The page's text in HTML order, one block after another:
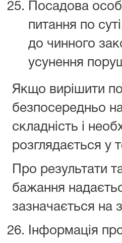
Посадова
питання по
до чинного
усунення
Якщо вирішити
безпосередньо
складність і
розглядається у
Про результати
бажання
зазначається на
Інформація